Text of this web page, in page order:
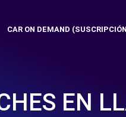
CAR ON DEMAND
EN